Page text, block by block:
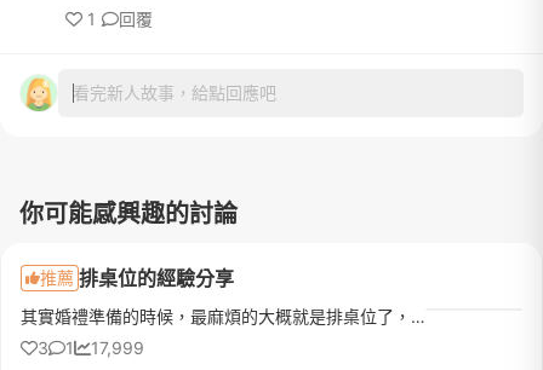
1 回覆
看完新人故事，給點回應吧
你可能感興趣的討論
推薦 排桌位的經驗分享
其實婚禮準備的時候，最麻煩的大概就是排桌位了，因為有姊妹詢問我這些事情，大概整理一些會詢問的問題來做回答，順便分享我排桌位的一些小訣竅，不過這些方法不見得適用每個人身上，所以稱不上是教學，頂多算是經驗分享。---------------------------------------------------------------------【前置作業】Q1.我如何在婚禮前邀約別人來參加我的婚禮？
3
1 17,999